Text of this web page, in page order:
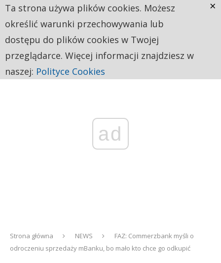
ad
Strona główna NEWS
FAZ: Commerzbank myśli o
odroczeniu sprzedaży mBanku, bo mało kto chce go odkupić
Ta strona używa plików cookies. Możesz
określić warunki przechowywania lub
dostępu do plików cookies w Twojej
przeglądarce. Więcej informacji znajdziesz w
naszej: Polityce Cookies
×